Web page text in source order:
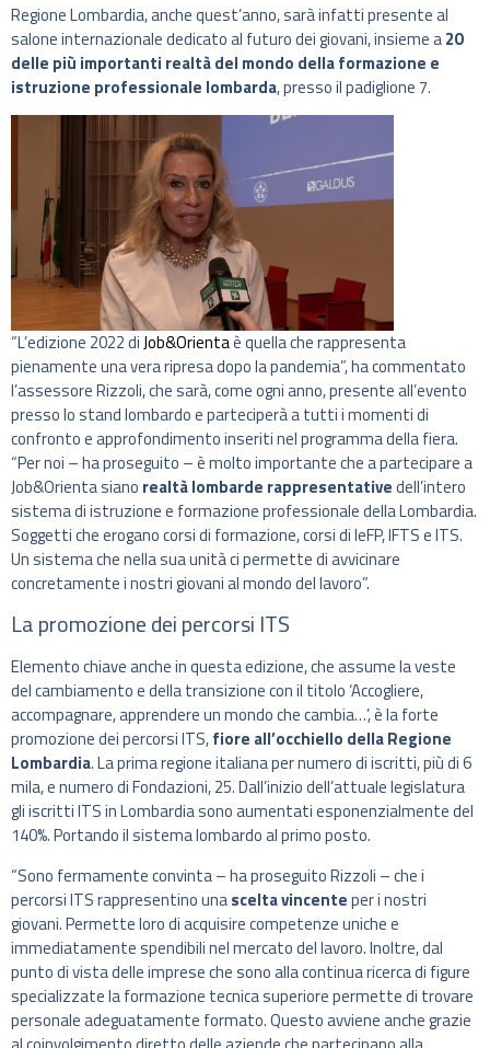
Regione Lombardia, anche quest’anno, sarà infatti presente al
salone internazionale dedicato al futuro dei giovani, insieme a20
delle più importanti realtà del mondo della formazione e
istruzione professionale lombarda, presso il padiglione 7.
“L’edizione 2022 diJob&Orientaè quella che rappresenta
pienamente una vera ripresa dopo la pandemia”, ha commentato
l’assessore Rizzoli, che sarà, come ogni anno, presente all’evento
presso lo stand lombardo e parteciperà a tutti i momenti di
confronto e approfondimento inseriti nel programma della fiera.
“Per noi – ha proseguito – è molto importante che a partecipare a
Job&Orienta siano realtà lombarde rappresentativedell’intero
sistema di istruzione e formazione professionale della Lombardia.
Soggetti che erogano corsi di formazione, corsi di IeFP, IFTS e ITS.
Un sistema che nella sua unità ci permette di avvicinare
concretamente i nostri giovani al mondo del lavoro”.
La promozione dei percorsi ITS
Elemento chiave anche in questa edizione, che assume la veste
del cambiamento e della transizione con il titolo ‘Accogliere,
accompagnare, apprendere un mondo che cambia…’, è la forte
promozione dei percorsi ITS,fiore all’occhiello della Regione
Lombardia. La prima regione italiana per numero di iscritti, più di 6
mila, e numero di Fondazioni, 25. Dall’inizio dell’attuale legislatura
gli iscritti ITS in Lombardia sono aumentati esponenzialmente del
140%. Portando il sistema lombardo al primo posto.
“Sono fermamente convinta – ha proseguito Rizzoli – che i
percorsi ITS rappresentino unascelta vincenteper i nostri
giovani. Permette loro di acquisire competenze uniche e
immediatamente spendibili nel mercato del lavoro. Inoltre, dal
punto di vista delle imprese che sono alla continua ricerca di figure
specializzate la formazione tecnica superiore permette di trovare
personale adeguatamente formato. Questo avviene anche grazie